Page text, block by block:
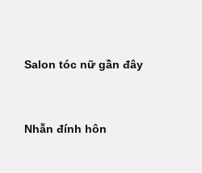
dungSalon tóc nữ gần đây
Nhẫn đính hôn